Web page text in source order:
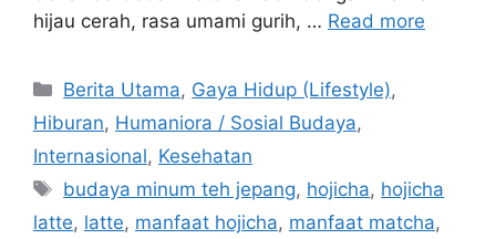
hijau cerah, rasa umami gurih, … Read more
C
a
e
g
o
Berita Utama, Gaya Hidup (Lifestyle),
Hiburan, Humaniora / Sosial Budaya,
Internasional, Kesehatan
T
a
budaya minum teh jepang, hojicha, hojicha
latte, latte, manfaat hojicha, manfaat matcha,